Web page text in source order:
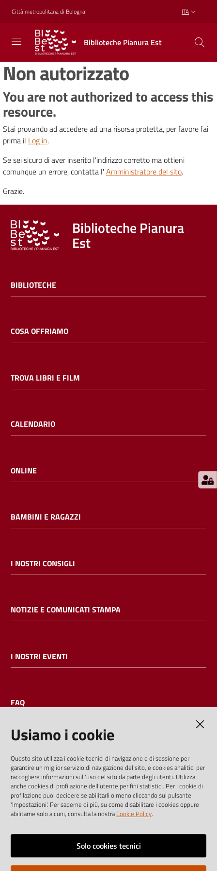
Vai al contenuto
Vai alla navigazione
Vai al footer
Città metropolitana di Bologna ITA
Biblioteche Pianura Est
Biblioteche
Pianura
Est
CONOSCERE,
CREARE,
Biblioteche
Cosa
offriamo
Trova
libri
e
film
Calendario
i
cataloghi
bibliotecario
Non autorizzato
You are not authorized to access this
resource.
Stai provando ad accedere ad una risorsa protetta, per favore fai
prima il Log in.
Se sei sicuro di aver inserito l'indirizzo corretto ma ottieni
comunque un errore, contatta l' Amministratore del sito.
Grazie.
Biblioteche Pianura
Est
BIBLIOTECHE
COSA OFFRIAMO
TROVA LIBRI E FILM
CALENDARIO
ONLINE
BAMBINI E RAGAZZI
I NOSTRI CONSIGLI
NOTIZIE E COMUNICATI STAMPA
I NOSTRI EVENTI
FAQ
I dati personali pubblicati sono riutilizzabili solo alle condizioni
previste dalla direttiva comunitaria 2003/98/CE e dal d.lgs.
36/2006
Vai alla pagina
Note legali
Usiamo i cookie
Questo sito utilizza i cookie tecnici di navigazione e di sessione per
garantire un miglior servizio di navigazione del sito, e cookies analitici per
raccogliere informazioni sull'uso del sito da parte degli utenti. Utilizza
anche cookies di profilazione dell'utente per fini statistici. Per i cookie di
profilazione puoi decidere se abilitarli o meno cliccando sul pulsante
'Impostazioni'. Per saperne di più, su come disabilitare i cookies oppure
abilitarne solo alcuni, consulta la nostraCookie Policy.
Solo cookies tecnici